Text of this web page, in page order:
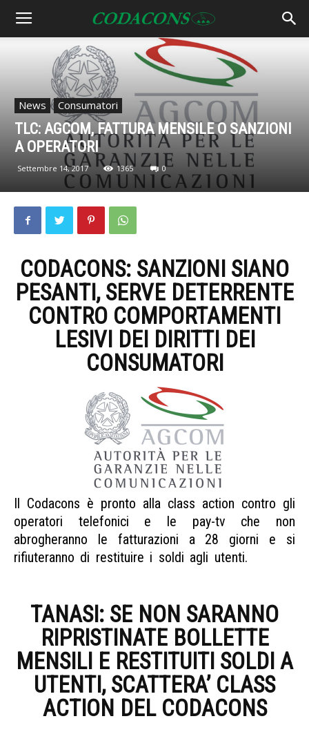
News Consumatori
TLC: AGCOM, FATTURA MENSILE O SANZIONI
A OPERATORI
Settembre 14, 2017 1365 0
CODACONS: SANZIONI SIANO
PESANTI, SERVE DETERRENTE
CONTRO COMPORTAMENTI
LESIVI DEI DIRITTI DEI
CONSUMATORI
Il Codacons è pronto alla class action contro gli
operatori telefonici e le pay-tv che non
abrogheranno le fatturazioni a 28 giorni e si
rifiuteranno di restituire i soldi agli utenti.
TANASI: SE NON SARANNO
RIPRISTINATE BOLLETTE
MENSILI E RESTITUITI SOLDI A
UTENTI, SCATTERA’ CLASS
ACTION DEL CODACONS